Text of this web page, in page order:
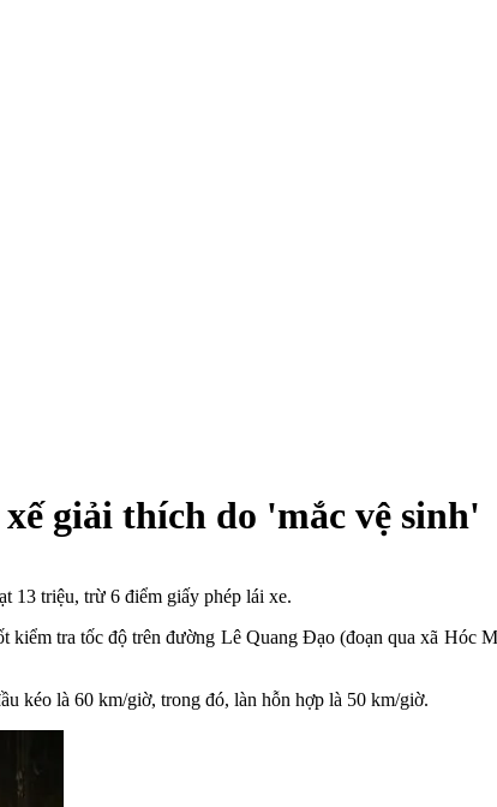
giải thích do 'mắc vệ sinh'
13 triệu, trừ 6 điểm giấy phép lái xe.
tra tốc độ trên đường Lê Quang Đạo (đoạn qua xã Hóc
kéo là 60 km/giờ, trong đó, làn hỗn hợp là 50 km/giờ.